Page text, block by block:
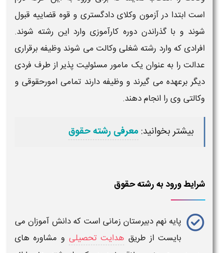
است ابتدا درآزمون وکلای دادگستری و قوه قضاییه قبول
شوند و با گذراندن دوره کارآموزی وارد این رشته شوند.
افرادی که وارد رشته شغلی وکالت می شوند وظیفه برقراری
عدالت را به عنوان یک مامور مسئولیت پذیر از طرف فردی
دیگر برعهده می گیرند و وظیفه دارند تمامی امورحقوقی و
وکالتی وی را انجام دهند.
بیشتر بخوانید:معرفی رشته حقوق
شرایط ورود به رشته حقوق
پایه نهم دبیرستان زمانی است که دانش آموزان می
بایست از طریق هدایت تحصیلی و مشاوره های